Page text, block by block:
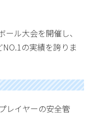
ル大会を開催し、
の実績を誇りま
レイヤーの安全管